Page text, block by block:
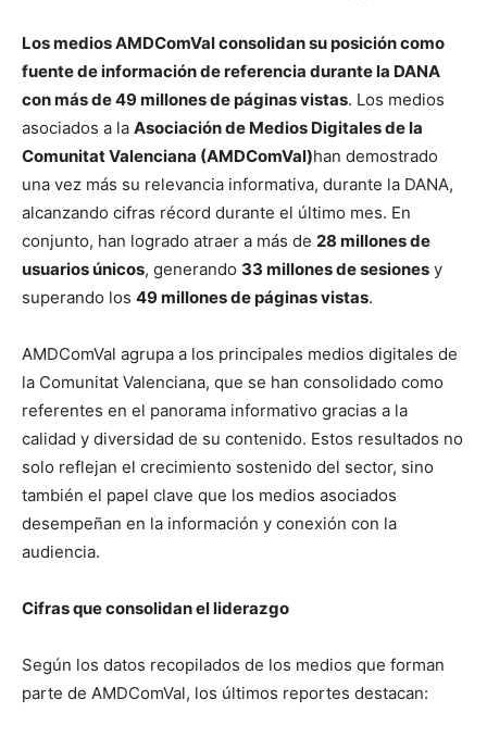
Los medios AMDComVal consolidan su posición como
fuente de información de referencia durante la DANA
con más de 49 millones de páginas vistas. Los medios
asociados a la Asociación de Medios Digitales de la
Comunitat Valenciana (AMDComVal)han demostrado
una vez más su relevancia informativa, durante la DANA,
alcanzando cifras récord durante el último mes. En
conjunto, han logrado atraer a más de 28 millones de
usuarios únicos, generando 33 millones de sesiones y
superando los 49 millones de páginas vistas.
AMDComVal agrupa a los principales medios digitales de
la Comunitat Valenciana, que se han consolidado como
referentes en el panorama informativo gracias a la
calidad y diversidad de su contenido. Estos resultados no
solo reflejan el crecimiento sostenido del sector, sino
también el papel clave que los medios asociados
desempeñan en la información y conexión con la
audiencia.
Cifras que consolidan el liderazgo
Según los datos recopilados de los medios que forman
parte de AMDComVal, los últimos reportes destacan: